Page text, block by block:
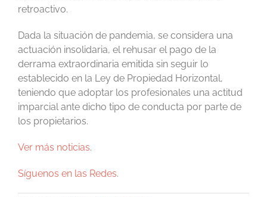
retroactivo.
Dada la situación de pandemia, se considera una
actuación insolidaria, el rehusar el pago de la
derrama extraordinaria emitida sin seguir lo
establecido en la Ley de Propiedad Horizontal,
teniendo que adoptar los profesionales una actitud
imparcial ante dicho tipo de conducta por parte de
los propietarios.
Ver más noticias.
Síguenos en las Redes.